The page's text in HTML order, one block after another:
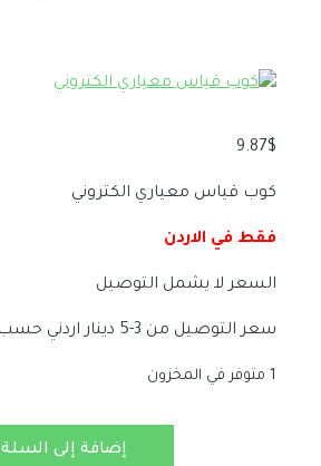
9.87$
كوب قياس معياري الكتروني
فقط في الاردن
السعر لا يشمل التوصيل
سعر التوصيل من 3-5 دينار اردني حسب المنطقة
1 متوفر في المخزون
إضافة إلى السلة